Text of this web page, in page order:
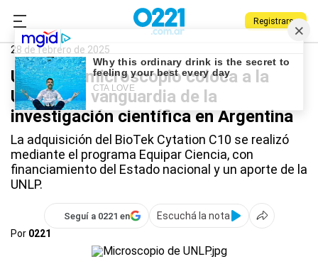
Registrarse
0221.com.ar
UNLP
28 de febrero de 2025
Un nuevo microscopio coloca a la
UNLP a la vanguardia de la
investigación científica en Argentina
La adquisición del BioTek Cytation C10 se realizó
mediante el programa Equipar Ciencia, con
financiamiento del Estado nacional y un aporte de la
UNLP.
Seguí a 0221 en
Escuchá la nota
Por 0221